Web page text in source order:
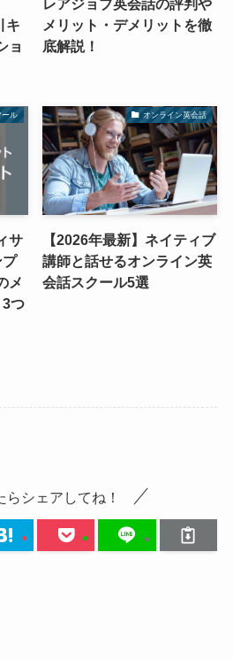
キ
ョ
レアジョブ英会話の評判や
メリット・デメリットを徹
底解説！
ール
サ
メ
3つ
オンライン英会話
【2026年最新】ネイティブ
講師と話せるオンライン英
会話スクール5選
らシェアしてね！